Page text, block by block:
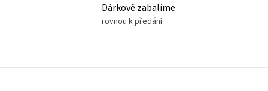
Dárkově zabalíme
rovnou k předání